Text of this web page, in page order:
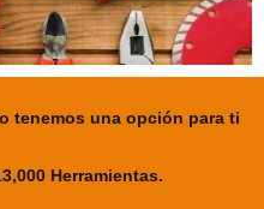
tenemos una opción para ti
Herramientas.